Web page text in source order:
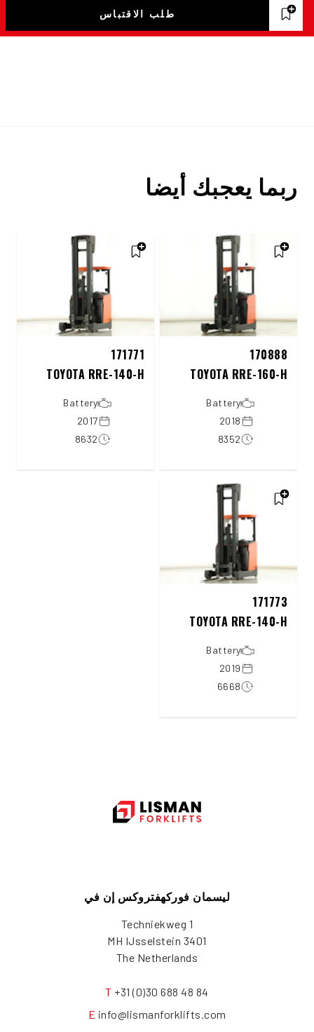
طلب الاقتباس
ربما يعجبك أيضا
170888
TOYOTA RRE-160-H
Battery
2018
8352
171771
TOYOTA RRE-140-H
Battery
2017
8632
171773
TOYOTA RRE-140-H
Battery
2019
6668
ليسمان فوركهفتروكس إن في
Techniekweg 1
3401 MH IJsselstein
The Netherlands
T +31 (0)30 688 48 84
E info@lismanforklifts.com